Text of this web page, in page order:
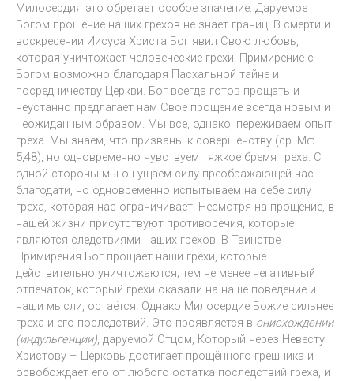
Милосердия это обретает особое значение. Даруемое
Богом прощение наших грехов не знает границ. В смерти и
воскресении Иисуса Христа Бог явил Свою любовь,
которая уничтожает человеческие грехи. Примирение с
Богом возможно благодаря Пасхальной тайне и
посредничеству Церкви. Бог всегда готов прощать и
неустанно предлагает нам Своё прощение всегда новым и
неожиданным образом. Мы все, однако, переживаем опыт
греха. Мы знаем, что призваны к совершенству (ср. Мф
5,48), но одновременно чувствуем тяжкое бремя греха. С
одной стороны мы ощущаем силу преображающей нас
благодати, но одновременно испытываем на себе силу
греха, которая нас ограничивает. Несмотря на прощение, в
нашей жизни присутствуют противоречия, которые
являются следствиями наших грехов. В Таинстве
Примирения Бог прощает наши грехи, которые
действительно уничтожаются; тем не менее негативный
отпечаток, который грехи оказали на наше поведение и
наши мысли, остаётся. Однако Милосердие Божие сильнее
греха и его последствий. Это проявляется в снисхождении
(индульгенции), даруемой Отцом, Который через Невесту
Христову – Церковь достигает прощённого грешника и
освобождает его от любого остатка последствий греха, и